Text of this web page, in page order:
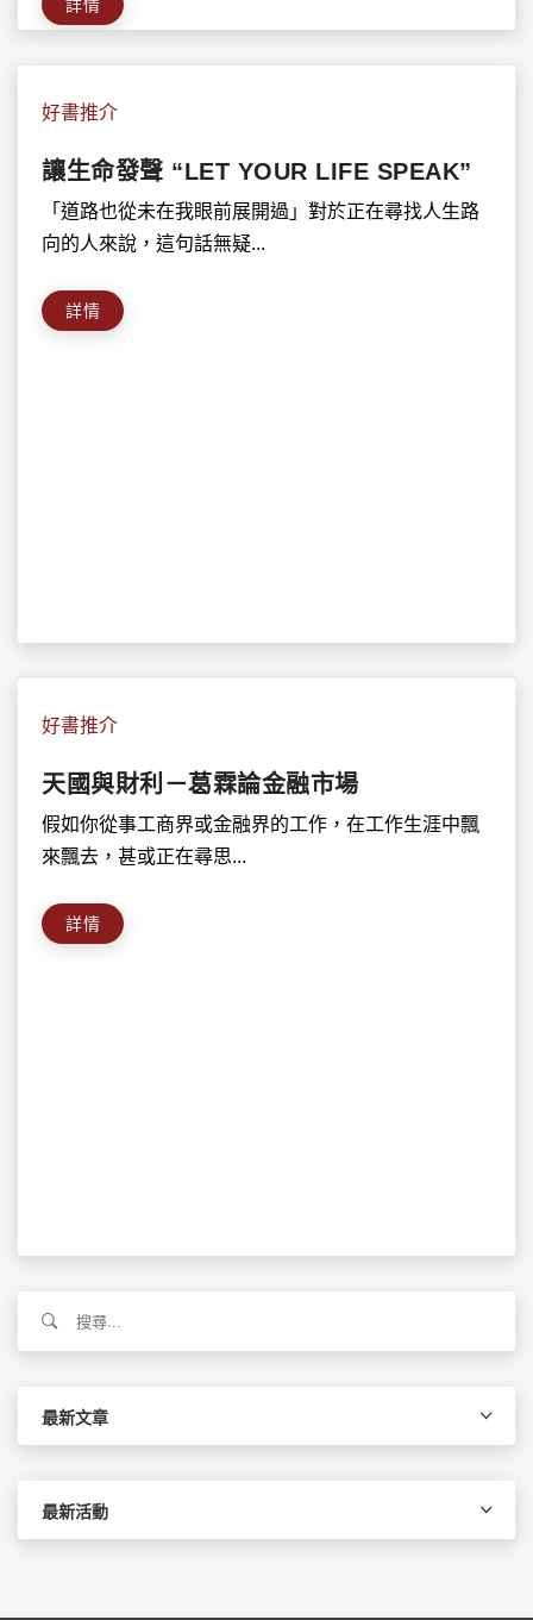
詳情
好書推介
讓生命發聲 “LET YOUR LIFE SPEAK”
「道路也從未在我眼前展開過」對於正在尋找人生路
向的人來說，這句話無疑...
詳情
好書推介
天國與財利－葛霖論金融市場
假如你從事工商界或金融界的工作，在工作生涯中飄
來飄去，甚或正在尋思...
詳情
關
最新文章
最新活動